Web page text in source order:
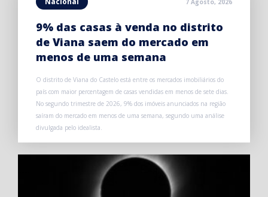
9% das casas à venda no distrito
de Viana saem do mercado em
menos de uma semana
O distrito de Viana do Castelo está entre os mercados imobiliários do
país com maior percentagem de casas vendidas em menos de sete dias.
No segundo trimestre de 2026, 9% dos imóveis anunciados na região
saíram do mercado em menos de uma semana, segundo uma análise
divulgada pelo idealista.